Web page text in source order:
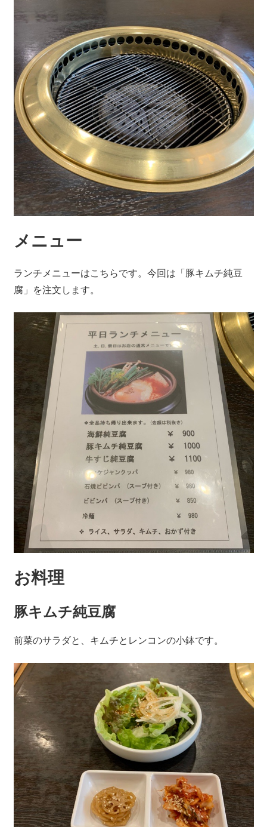
メニュー
ランチメニューはこちらです。今回は「豚キムチ純豆
腐」を注文します。
お料理
豚キムチ純豆腐
前菜のサラダと、キムチとレンコンの小鉢です。